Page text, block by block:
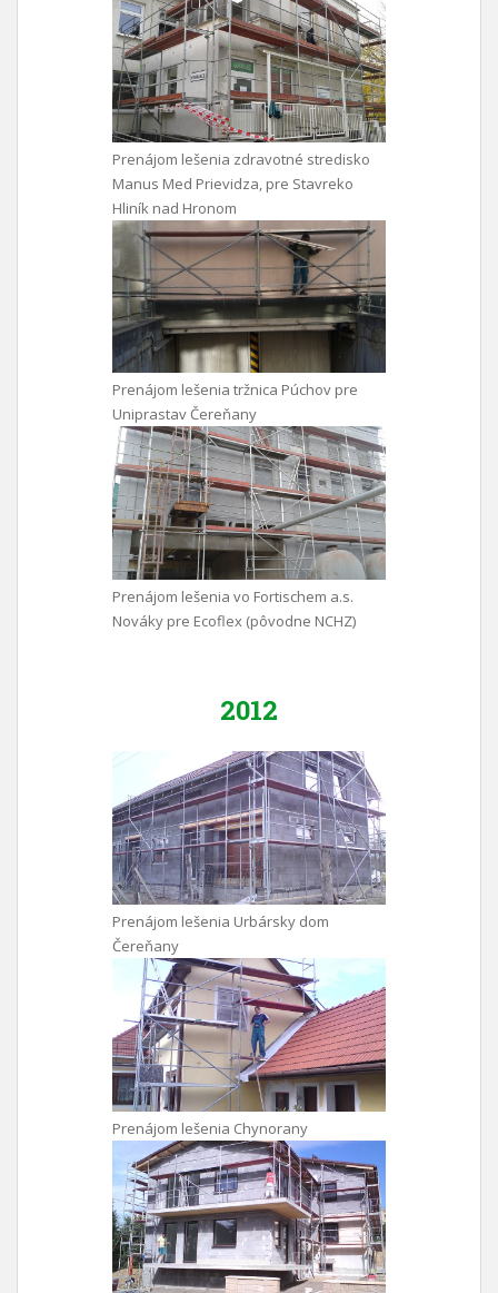
Prenájom lešenia zdravotné stredisko
Manus Med Prievidza, pre Stavreko
Hliník nad Hronom
Prenájom lešenia tržnica Púchov pre
Uniprastav Čereňany
Prenájom lešenia vo Fortischem a.s.
Nováky pre Ecoflex (pôvodne NCHZ)
2012
Prenájom lešenia Urbársky dom
Čereňany
Prenájom lešenia Chynorany